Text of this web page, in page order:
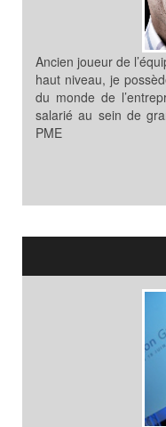
Ancien joueur de
haut niveau, je
du monde de
salarié au sein de
PME